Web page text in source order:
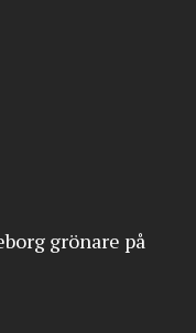
grönare på